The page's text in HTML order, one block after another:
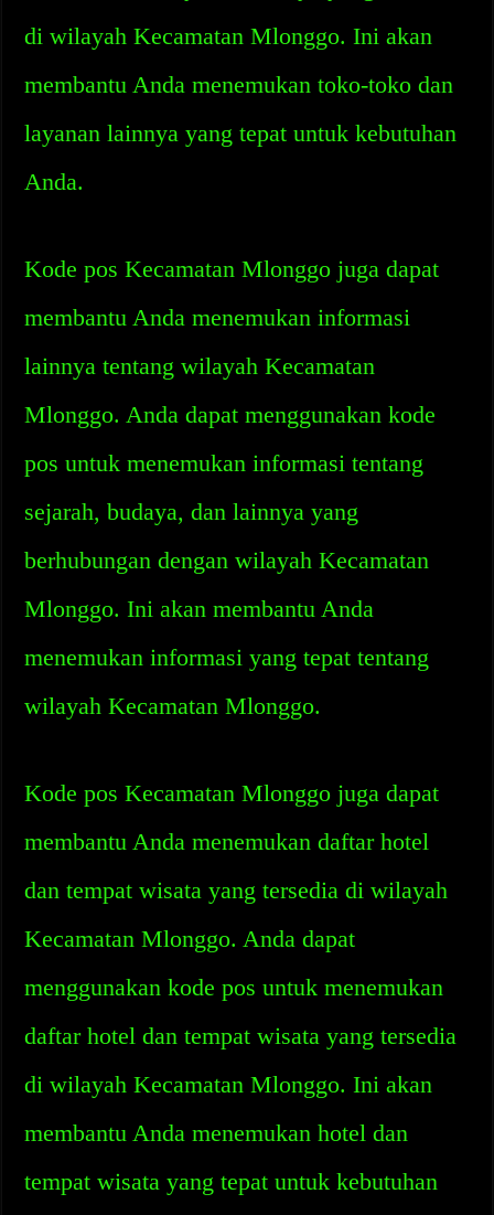
di wilayah Kecamatan Mlonggo. Ini akan
membantu Anda menemukan toko-toko dan
layanan lainnya yang tepat untuk kebutuhan
Anda.
Kode pos Kecamatan Mlonggo juga dapat
membantu Anda menemukan informasi
lainnya tentang wilayah Kecamatan
Mlonggo. Anda dapat menggunakan kode
pos untuk menemukan informasi tentang
sejarah, budaya, dan lainnya yang
berhubungan dengan wilayah Kecamatan
Mlonggo. Ini akan membantu Anda
menemukan informasi yang tepat tentang
wilayah Kecamatan Mlonggo.
Kode pos Kecamatan Mlonggo juga dapat
membantu Anda menemukan daftar hotel
dan tempat wisata yang tersedia di wilayah
Kecamatan Mlonggo. Anda dapat
menggunakan kode pos untuk menemukan
daftar hotel dan tempat wisata yang tersedia
di wilayah Kecamatan Mlonggo. Ini akan
membantu Anda menemukan hotel dan
tempat wisata yang tepat untuk kebutuhan